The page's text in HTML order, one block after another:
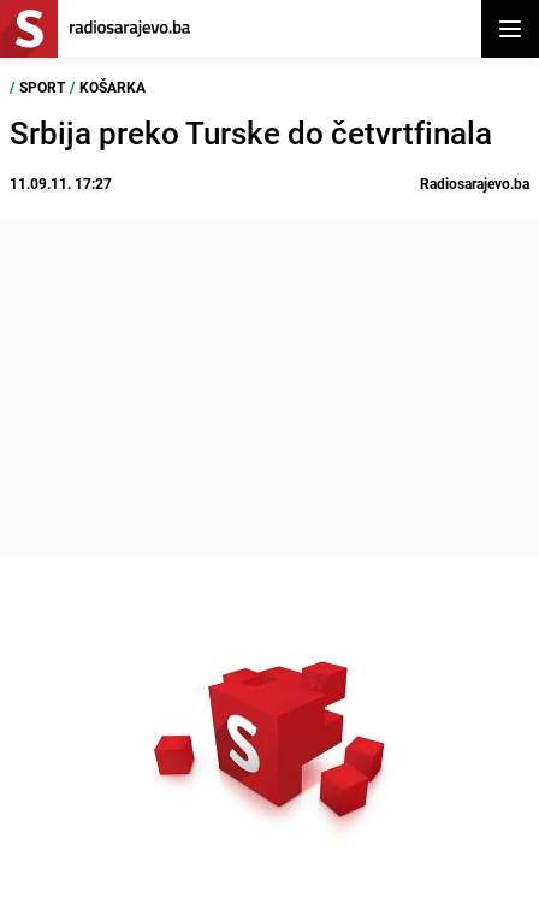
/ SPORT / KOŠARKA
Srbija preko Turske do četvrtfinala
11.09.11. 17:27 Radiosarajevo.ba